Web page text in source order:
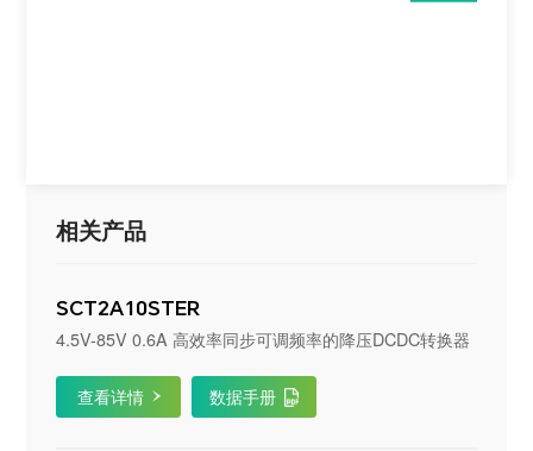
相关产品
SCT2A10STER
4.5V-85V 0.6A 高效率同步可调频率的降压DCDC转换器
查看详情 数据手册